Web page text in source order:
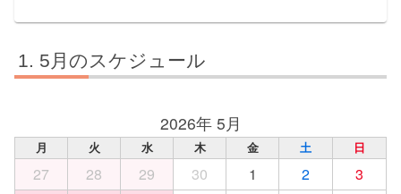
5月のスケジュール
2026年 5月
月 火 水 木 金 土 日
27 28 29 30 1 2
3